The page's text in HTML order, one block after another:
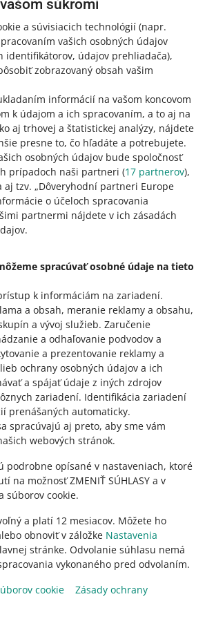
súkromí
a súvisiacich technológií (napr.
vašich osobných údajov
identifikátorov, údajov prehliadača),
zobrazovaný obsah vašim
informácií na vašom koncovom
k údajom a ich spracovaním, a to aj na
aj trhovej a štatistickej analýzy, nájdete
presne to, čo hľadáte a potrebujete.
osobných údajov bude spoločnosť
prípadoch naši partneri (17 partnerov),
tzv. „Dôveryhodní partneri Europe
o účeloch spracovania
partnermi nájdete v ich zásadách
spracúvať osobné údaje na tieto
k informáciám na zariadení.
a obsah, meranie reklamy a obsahu,
a vývoj služieb. Zaručenie
a odhaľovanie podvodov a
a prezentovanie reklamy a
ochrany osobných údajov a ich
a spájať údaje z iných zdrojov
zariadení. Identifikácia zariadení
prenášaných automaticky.
spracúvajú aj preto, aby sme vám
webových stránok.
podrobne opísané v nastaveniach, ktoré
na možnosť ZMENIŤ SÚHLASY a v
súborov cookie.
a platí 12 mesiacov. Môžete ho
obnoviť v záložke Nastavenia
stránke. Odvolanie súhlasu nemá
vykonaného pred odvolaním.
cookie
Zásady ochrany
názoru chybne zmenili parametre
produktom z katalógu – pri
častiProdukty v ponukekliknite na
údaje
svojich ponukách nič nezmeníte
sa potom zobrazia iné parametre
v názve produktu. To môže byť
prepojenia medzi
Allegromôžeme takisto vaše
nás
Allegro Komunity